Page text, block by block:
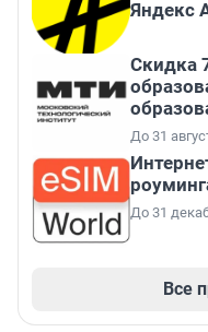
Яндекс
Скидка
До 31
До 31
Все